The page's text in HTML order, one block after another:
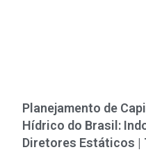
Planejamento de
Hídrico do Brasil:
Diretores Estáticos |